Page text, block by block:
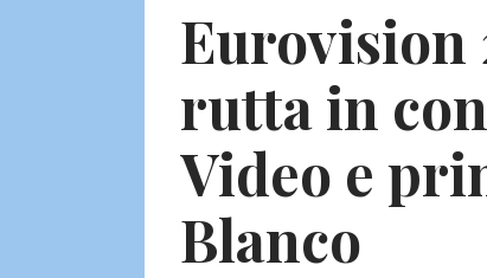
Eurovision
rutta in
Video e
Blanco